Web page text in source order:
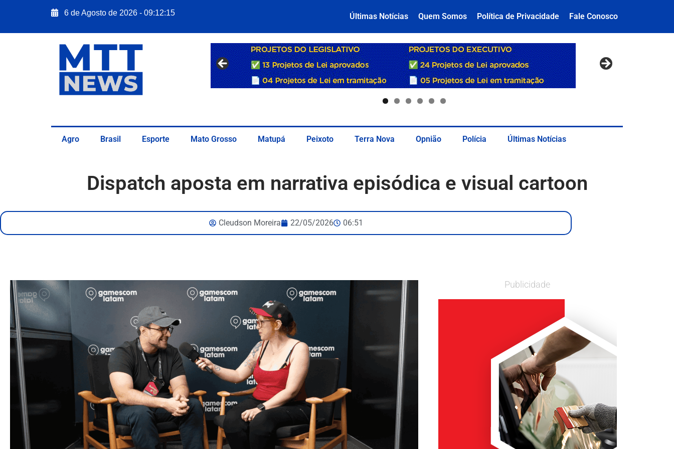
6 de Agosto de 2026 - 09:12:17 Últimas Notícias Quem Somos Política de Privacidade Fale Conosco
Agro Brasil Esporte Mato Grosso Matupá Peixoto Terra Nova Opnião Polícia Últimas Notícias
Dispatch aposta em narrativa episódica e visual cartoon
Cleudson Moreira 22/05/2026 06:51
Publicidade